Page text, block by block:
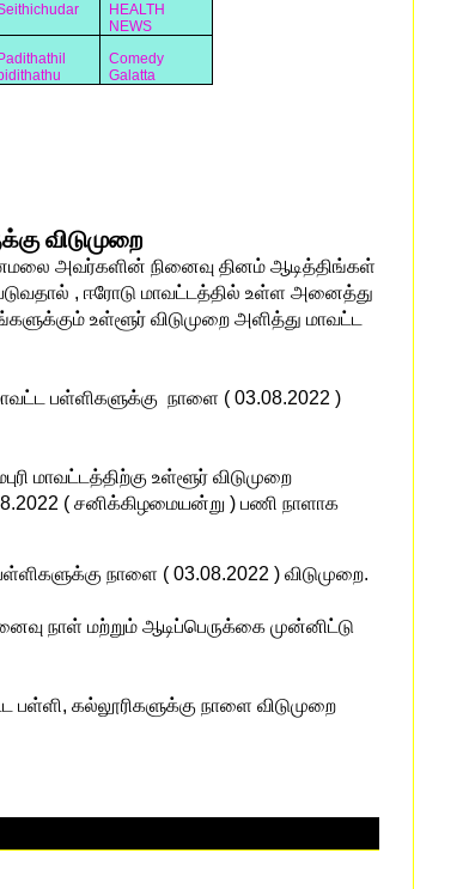
HEALTH
NEWS
Padithathil
Comedy
Galatta
விடுமுறை
அவர்களின் நினைவு தினம் ஆடித்திங்கள்
, ஈரோடு மாவட்டத்தில் உள்ள அனைத்து
உள்ளூர் விடுமுறை அளித்து மாவட்ட
பள்ளிகளுக்கு நாளை ( 03.08.2022 )
மாவட்டத்திற்கு உள்ளூர் விடுமுறை
( சனிக்கிழமையன்று ) பணி நாளாக
நாளை ( 03.08.2022 ) விடுமுறை.
நாள் மற்றும் ஆடிப்பெருக்கை முன்னிட்டு
கல்லூரிகளுக்கு நாளை விடுமுறை